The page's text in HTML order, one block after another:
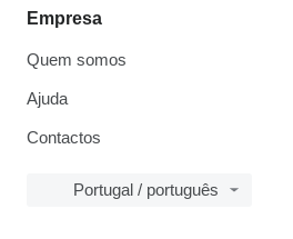
Empresa
Quem somos
Ajuda
Contactos
Portugal / português